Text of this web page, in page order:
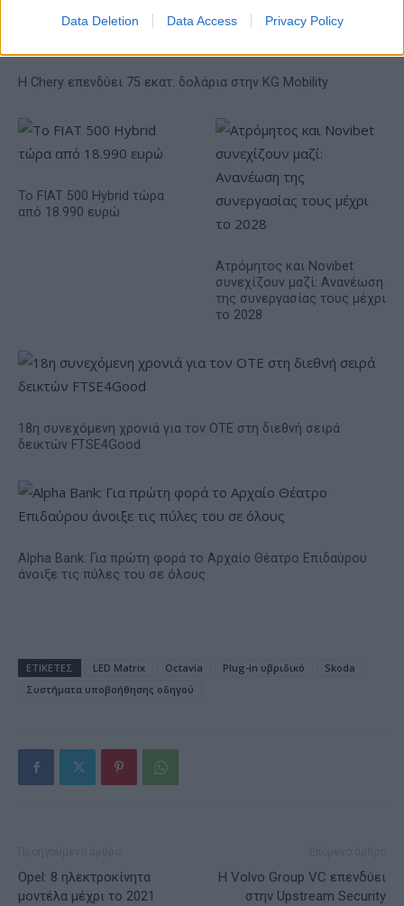
Data Deletion Data Access Privacy Policy
Η Chery επενδύει 75 εκατ. δολάρια στην KG Mobility
Το FIAT 500 Hybrid τώρα
από 18.990 ευρώ
Ατρόμητος και Novibet
συνεχίζουν μαζί: Ανανέωση
της συνεργασίας τους μέχρι
το 2028
18η συνεχόμενη χρονιά για τον ΟΤΕ στη διεθνή σειρά
δεικτών FTSE4Good
Alpha Bank: Για πρώτη φορά το Αρχαίο Θέατρο Επιδαύρου
άνοιξε τις πύλες του σε όλους
ΕΤΙΚΕΤΕΣ LED Matrix Octavia Plug-in υβριδικό
Skoda
Συστήματα υποβοήθησης οδηγού
Opel: 8 ηλεκτροκίνητα
μοντέλα μέχρι το 2021
Η Volvo Group VC επενδύει
στην Upstream Security